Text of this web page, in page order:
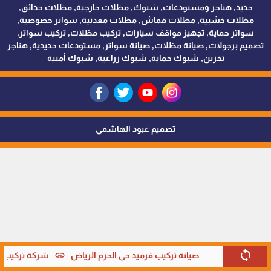
sync صيانة تركيب قرميد حي الحزم الرياض link شركة تركيب
حديد, هناجر ومستودعات, شبوك, مظلات خارجية, مظلات حدائق,
مظلات خشبية, مظلات قماش, مظلات معدنية, سواتر خصوصية,
سواتر حماية, تجهيز مواقف سيارات, تركيب مظلات, تركيب سواتر,
تصميم برجولات, صيانة مظلات, صيانة سواتر, مستودعات حديدية, هناجر
تخزين, شبوك حماية, شبوك زراعية, شبوك أمنية
تصميم عبود الهاشمي